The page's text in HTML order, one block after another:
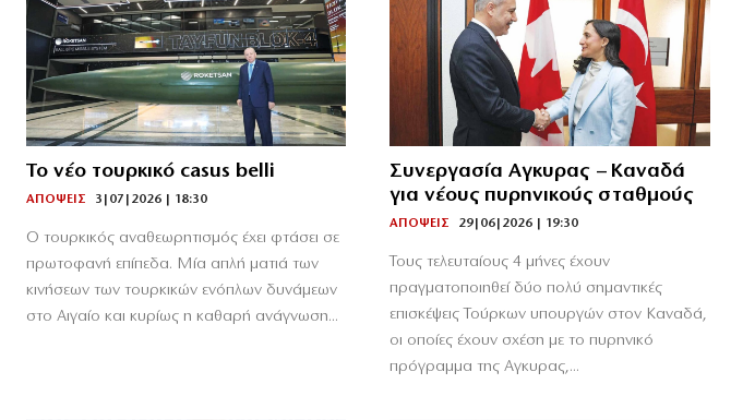
Το νέο τουρκικό casus belli
ΑΠΟΨΕΙΣ 3|07|2026 | 18:30
Ο τουρκικός αναθεωρητισμός έχει φτάσει σε
πρωτοφανή επίπεδα. Μία απλή ματιά των
κινήσεων των τουρκικών ενόπλων δυνάμεων
στο Αιγαίο και κυρίως η καθαρή ανάγνωση...
Συνεργασία Αγκυρας – Καναδά
για νέους πυρηνικούς σταθμούς
ΑΠΟΨΕΙΣ 29|06|2026 | 19:30
Τους τελευταίους 4 μήνες έχουν
πραγματοποιηθεί δύο πολύ σημαντικές
επισκέψεις Τούρκων υπουργών στον Καναδά,
οι οποίες έχουν σχέση με το πυρηνικό
πρόγραμμα της Αγκυρας,...